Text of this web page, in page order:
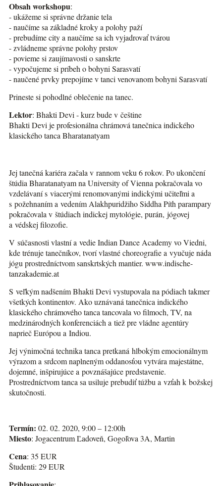
Obsah workshopu:
- ukážeme si správne držanie tela
- naučíme sa základné kroky a polohy paží
- prebudíme city a naučíme sa ich vyjadrovať tvárou
- zvládneme správne polohy prstov
- povieme si zaujímavosti o sanskrte
- vypočujeme si príbeh o bohyni Sarasvatí
- naučené prvky prepojíme v tanci venovanom bohyni Sarasvatí
Prineste si pohodlné oblečenie na tanec.
Lektor: Bhakti Devi - kurz bude v češtine
Bhakti Devi je profesionálna chrámová tanečnica indického
klasického tanca Bharatanatyam
Jej tanečná kariéra začala v rannom veku 6 rokov. Po ukončení
štúdia Bharatanatyam na University of Vienna pokračovala vo
vzdelávaní s viacerými renomovanými indickými učiteľmi a
s požehnaním a vedením Alakhpuridžiho Siddha Píth parampary
pokračovala v štúdiach indickej mytológie, purán, jógovej
a védskej filozofie.
V súčasnosti vlastní a vedie Indian Dance Academy vo Viedni,
kde trénuje tanečníkov, tvorí vlastné choreografie a vyučuje náda
jógu prostredníctvom sanskrtských mantier. www.indische-
tanzakademie.at
S veľkým nadšením Bhakti Devi vystupovala na pódiach takmer
všetkých kontinentov. Ako uznávaná tanečnica indického
klasického chrámového tanca tancovala vo filmoch, TV, na
medzinárodných konferenciách a tiež pre vládne agentúry
naprieč Európou a Indiou.
Jej výnimočná technika tanca pretkaná hlbokým emocionálnym
výrazom a srdcom naplneným oddanosťou vytvára majestátne,
dojemné, inšpirujúce a povznášajúce predstavenie.
Prostredníctvom tanca sa usiluje prebudiť túžbu a vzťah k božskej
skutočnosti.
Termín: 02. 02. 2020, 9:00 – 12:00h
Miesto: Jogacentrum Ľadoveň, Gogoľova 3A, Martin
Cena: 35 EUR
Študenti: 29 EUR